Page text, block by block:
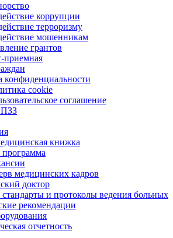
коррупции
терроризму
мошенникам
грантов
приемная
конфиденциальности
cookie
соглашение
ПЗЗ
книжка
программа
медицинских кадров
доктор
и протоколы ведения больных
рекомендации
отчетность